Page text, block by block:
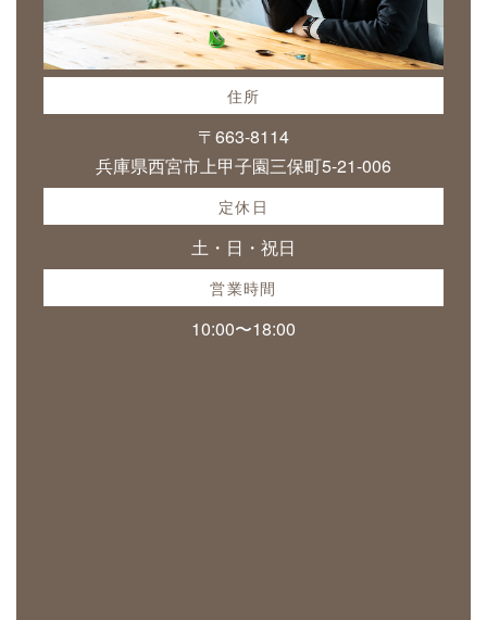
住所
〒663-8114
兵庫県西宮市上甲子園三保町5-21-006
定休日
土・日・祝日
営業時間
10:00〜18:00